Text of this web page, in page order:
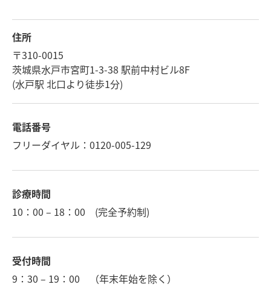
住所
〒310-0015
茨城県水戸市宮町1-3-38 駅前中村ビル8F
(水戸駅 北口より徒歩1分)
電話番号
フリーダイヤル：0120-005-129
診療時間
10：00 – 18：00 (完全予約制)
受付時間
9：30 – 19：00 （年末年始を除く）